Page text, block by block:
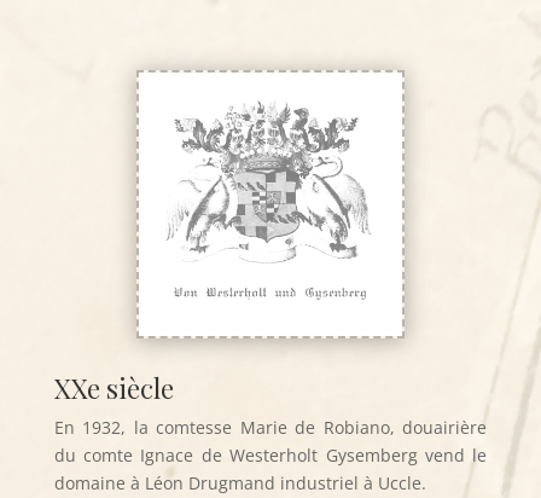
XXe siècle
En 1932, la comtesse Marie de Robiano, douairière
du comte Ignace de Westerholt Gysemberg vend le
domaine à Léon Drugmand industriel à Uccle.